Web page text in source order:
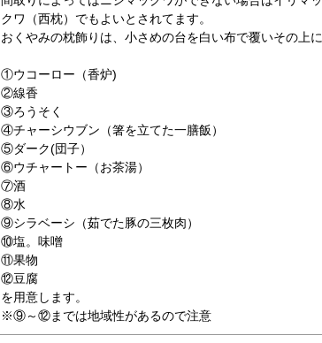
クワ（西枕）でもよいとされてます。
おくやみの枕飾りは、小さめの台を白い布で覆いその上に
①ウコーロー（香炉)
②線香
③ろうそく
④チャーシウブン（箸を立てた一膳飯）
⑤ダーク(団子）
⑥ウチャートー（お茶湯）
⑦酒
⑧水
⑨シラベーシ（茹でた豚の三枚肉）
⑩塩。味噌
⑪果物
⑫豆腐
を用意します。
※⑨～⑫までは地域性があるので注意